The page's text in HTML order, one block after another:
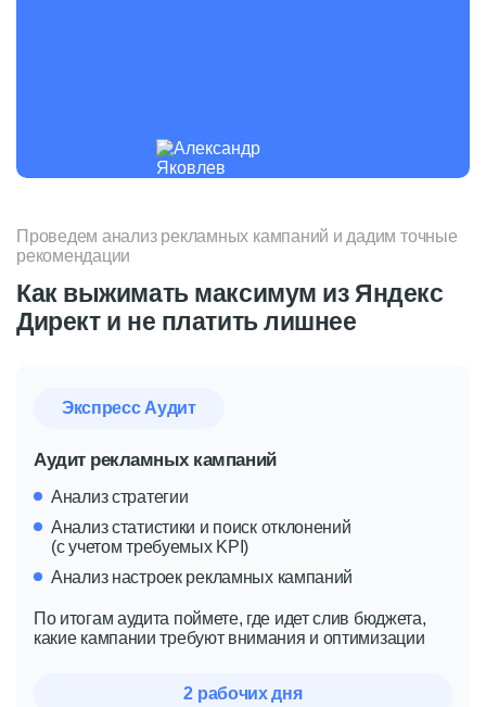
Проведем анализ рекламных кампаний и дадим точные
рекомендации
Как выжимать максимум из Яндекс
Директ и не платить лишнее
Экспресс Аудит
Аудит рекламных кампаний
Анализ стратегии
Анализ статистики и поиск отклонений
(с учетом требуемых KPI)
Анализ настроек рекламных кампаний
По итогам аудита поймете, где идет слив бюджета,
какие кампании требуют внимания и оптимизации
2 рабочих дня